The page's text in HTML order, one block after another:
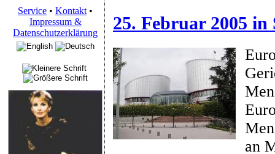
Service • Kontakt •
Impressum &
Datenschutzerklärung
25. Februar 2005
an